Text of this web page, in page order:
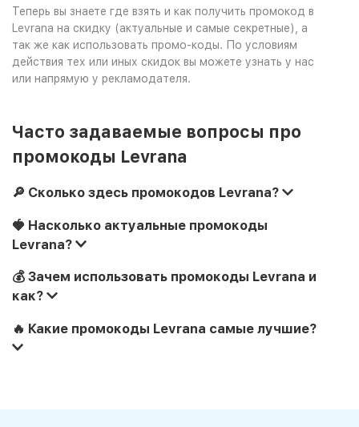
Теперь вы знаете где взять и как получить промокод в
Levrana на скидку (актуальные и самые секретные), а
так же как использовать промо-коды. По условиям
действия тех или иных скидок вы можете узнать у нас
или напрямую у рекламодателя.
Часто задаваемые вопросы про
промокоды Levrana
🔎 Сколько здесь промокодов Levrana?
🍓 Насколько актуальные промокоды
Levrana?
💰 Зачем использовать промокоды Levrana и
как?
🔥 Какие промокоды Levrana самые лучшие?